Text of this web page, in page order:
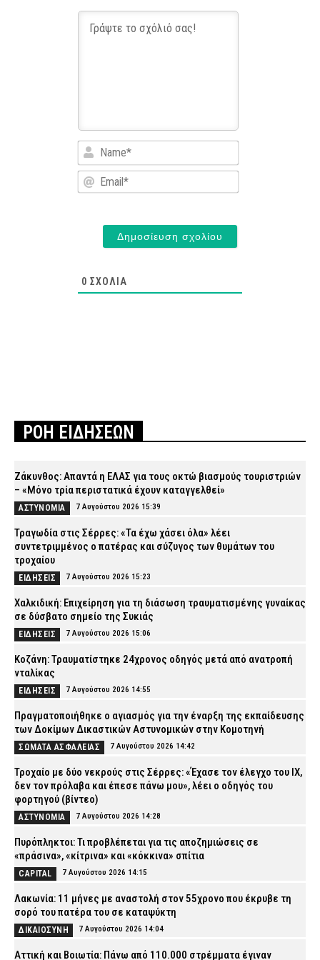
Name*
Email*
0 ΣΧΌΛΙΑ
ΡΟΗ ΕΙΔΗΣΕΩΝ
Ζάκυνθος: Απαντά η ΕΛΑΣ για τους οκτώ βιασμούς τουριστριών
– «Μόνο τρία περιστατικά έχουν καταγγελθεί»
ΑΣΤΥΝΟΜΙΑ 7 Αυγούστου 2026 15:39
Τραγωδία στις Σέρρες: «Τα έχω χάσει όλα» λέει
συντετριμμένος ο πατέρας και σύζυγος των θυμάτων του
τροχαίου
ΕΙΔΗΣΕΙΣ 7 Αυγούστου 2026 15:23
Χαλκιδική: Επιχείρηση για τη διάσωση τραυματισμένης γυναίκας
σε δύσβατο σημείο της Συκιάς
ΕΙΔΗΣΕΙΣ 7 Αυγούστου 2026 15:06
Κοζάνη: Τραυματίστηκε 24χρονος οδηγός μετά από ανατροπή
νταλίκας
ΕΙΔΗΣΕΙΣ 7 Αυγούστου 2026 14:55
Πραγματοποιήθηκε ο αγιασμός για την έναρξη της εκπαίδευσης
των Δοκίμων Δικαστικών Αστυνομικών στην Κομοτηνή
ΣΩΜΑΤΑ ΑΣΦΑΛΕΙΑΣ 7 Αυγούστου 2026 14:42
Τροχαίο με δύο νεκρούς στις Σέρρες: «Έχασε τον έλεγχο του ΙΧ,
δεν τον πρόλαβα και έπεσε πάνω μου», λέει ο οδηγός του
φορτηγού (βίντεο)
ΑΣΤΥΝΟΜΙΑ 7 Αυγούστου 2026 14:28
Πυρόπληκτοι: Τι προβλέπεται για τις αποζημιώσεις σε
«πράσινα», «κίτρινα» και «κόκκινα» σπίτια
CAPITAL 7 Αυγούστου 2026 14:15
Λακωνία: 11 μήνες με αναστολή στον 55χρονο που έκρυβε τη
σορό του πατέρα του σε καταψύκτη
ΔΙΚΑΙΟΣΥΝΗ 7 Αυγούστου 2026 14:04
Αττική και Βοιωτία: Πάνω από 110.000 στρέμματα έγιναν